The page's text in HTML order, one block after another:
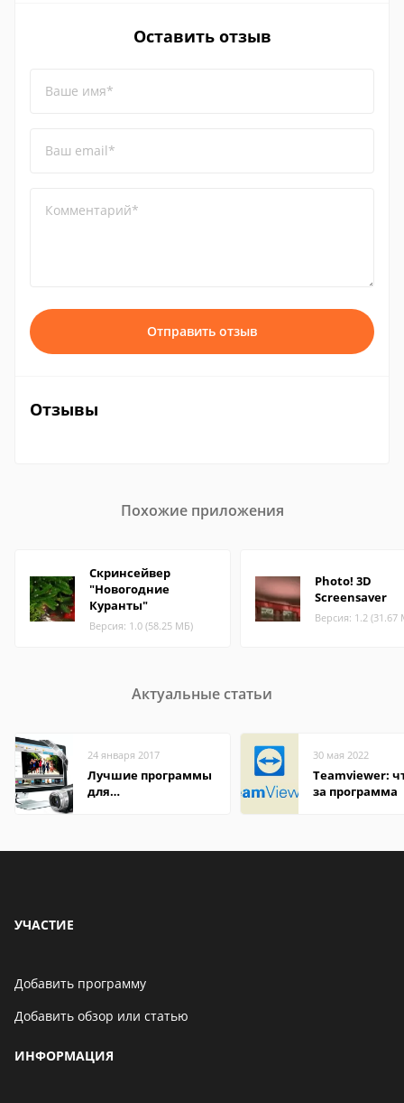
Оставить отзыв
Ваше имя*
Ваш email*
Комментарий*
Отправить отзыв
Отзывы
Похожие приложения
Скринсейвер
"Новогодние
Куранты"
Версия: 1.0 (58.25 МБ)
Photo! 3D
Screensaver
Версия: 1.2 (31.67
Актуальные статьи
24 января 2017
Лучшие программы
для
30 мая 2022
Teamviewer:
за программа
УЧАСТИЕ
Добавить программу
Добавить обзор или статью
ИНФОРМАЦИЯ